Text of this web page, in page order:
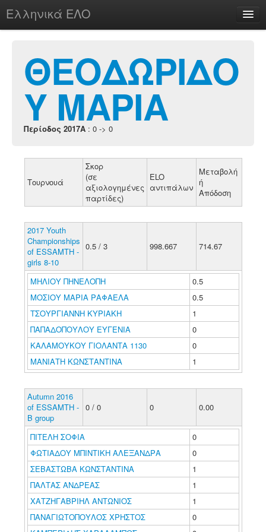
Ελληνικά ΕΛΟ
chesstu.be @ discord
ΘΕΟΔΩΡΙΔΟ
Υ ΜΑΡΙΑ
Περίοδος 2017A : 0 -> 0
Τουρνουά
Σκορ
(σε
αξιολογημένες
παρτίδες)
ELO
αντιπάλων
Μεταβολή
ή
Απόδοση
2017 Youth
Championships
of ESSAMTH -
girls 8-10
0.5 / 3 998.667 714.67
ΜΗΛΙΟΥ ΠΗΝΕΛΟΠΗ
0.5
ΜΟΣΙΟΥ ΜΑΡΙΑ ΡΑΦΑΕΛΑ
0.5
ΤΣΟΥΡΓΙΑΝΝΗ ΚΥΡΙΑΚΗ
1
ΠΑΠΑΔΟΠΟΥΛΟΥ ΕΥΓΕΝΙΑ
0
ΚΑΛΑΜΟΥΚΟΥ ΓΙΟΛΑΝΤΑ 1130
0
ΜΑΝΙΑΤΗ ΚΩΝΣΤΑΝΤΙΝΑ
1
Autumn 2016
of ESSAMTH -
B group
0 / 0 0 0.00
ΠΙΤΕΛΗ ΣΟΦΙΑ
0
ΦΩΤΙΑΔΟΥ ΜΠΙΝΤΙΚΗ ΑΛΕΞΑΝΔΡΑ
0
ΣΕΒΑΣΤΩΒΑ ΚΩΝΣΤΑΝΤΙΝΑ
1
ΠΑΛΤΑΣ ΑΝΔΡΕΑΣ
1
ΧΑΤΖΗΓΑΒΡΙΗΛ ΑΝΤΩΝΙΟΣ
1
ΠΑΝΑΓΙΩΤΟΠΟΥΛΟΣ ΧΡΗΣΤΟΣ
0